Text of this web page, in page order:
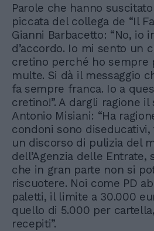
Parole che hanno
piccata del collega de “Il
Gianni Barbacetto: “No, io
d’accordo. Io mi sento un
cretino perché ho sempre
multe. Si dà il messaggio
fa sempre franca. Io a
cretino!”. A dargli ragione il
Antonio Misiani: “Ha
condoni sono diseducativi,
un discorso di pulizia del
dell’Agenzia delle Entrate,
che in gran parte non si
riscuotere. Noi come PD
paletti, il limite a 30.000
quello di 5.000 per
recepiti”.